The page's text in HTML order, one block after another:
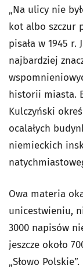
„Na ulicy nie
kot albo szczur
pisała w 1945
najbardziej
historii miasta.
Kulczyński
ocalałych
niemieckich
Owa materia
unicestwieniu,
3000 napisów
jeszcze około
„Słowo